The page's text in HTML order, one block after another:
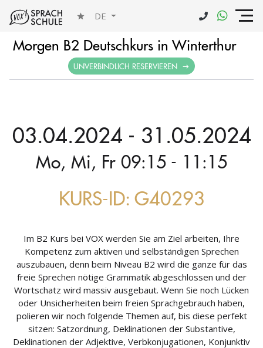
DE
Morgen B2 Deutschkurs in Winterthur
UNVERBINDLICH RESERVIEREN
03.04.2024 - 31.05.2024
Mo, Mi, Fr 09:15 - 11:15
KURS-ID: G40293
Im B2 Kurs bei VOX werden Sie am Ziel arbeiten, Ihre
Kompetenz zum aktiven und selbständigen Sprechen
auszubauen, denn beim Niveau B2 wird die ganze für das
freie Sprechen nötige Grammatik abgeschlossen und der
Wortschatz wird massiv ausgebaut. Wenn Sie noch Lücken
oder Unsicherheiten beim freien Sprachgebrauch haben,
polieren wir noch folgende Themen auf, bis diese perfekt
sitzen: Satzordnung, Deklinationen der Substantive,
Deklinationen der Adjektive, Verbkonjugationen, Konjunktiv